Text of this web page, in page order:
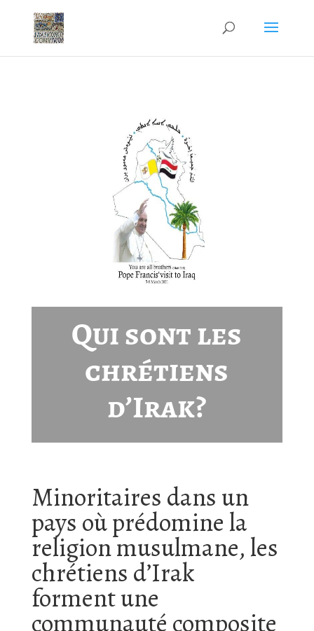
Qui sont les
chrétiens
d’Irak?
Minoritaires dans un
pays où prédomine la
religion musulmane, les
chrétiens d’Irak
forment une
communauté composite